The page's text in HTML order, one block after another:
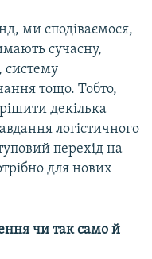
ми сподіваємося,
сучасну,
систему
тощо. Тобто,
декілька
логістичного
перехід на
для нових
чи так само й